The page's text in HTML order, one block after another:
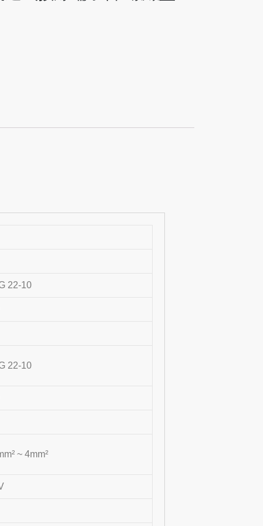
22-10
22-10
~ 4mm²